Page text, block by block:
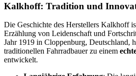
Kalkhoff: Tradition und
Die Geschichte des Herstellers Kalkhoff
Erzählung von Leidenschaft und
Jahr 1919 in Cloppenburg, Deutschland,
traditionellen Fahrradbauer zu einem
entwickelt.